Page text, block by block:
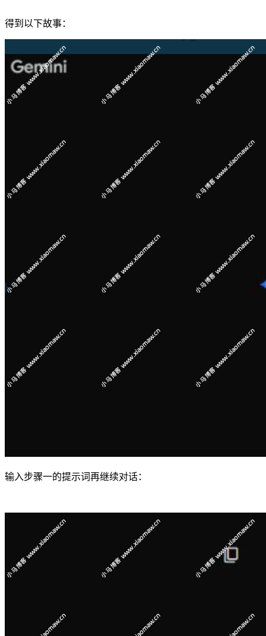
得到以下故事：
输入步骤一的提示词再继续对话：